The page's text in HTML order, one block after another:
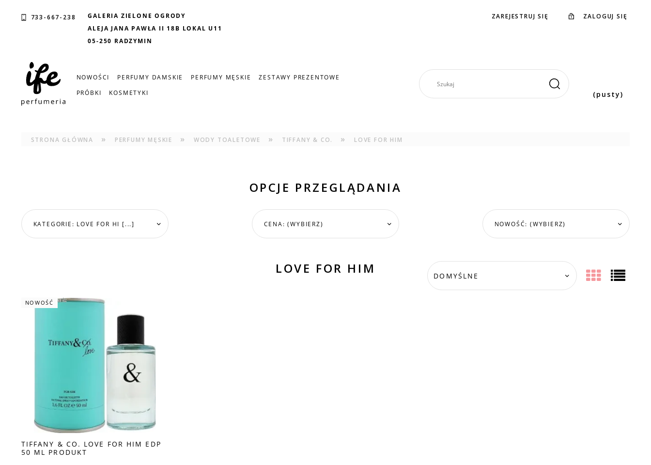
733-667-238
GALERIA ZIELONE OGRODY
ALEJA JANA PAWŁA II 18B LOKAL U11
05-250 RADZYMIN
ZAREJESTRUJ SIĘ ZALOGUJ SIĘ
NOWOŚCI PERFUMY DAMSKIE PERFUMY MĘSKIE
ZESTAWY PREZENTOWE
PRÓBKI
KOSMETYKI (pusty)
STRONA GŁÓWNA » PERFUMY MĘSKIE » WODY TOALETOWE » TIFFANY & CO. » LOVE FOR HIM
OPCJE PRZEGLĄDANIA
KATEGORIE: LOVE FOR HI [...] CENA: (WYBIERZ) NOWOŚĆ: (WYBIERZ)
LOVE FOR HIM
TIFFANY & CO. LOVE FOR HIM EDP
50 ML PRODUKT
NOWOŚĆ